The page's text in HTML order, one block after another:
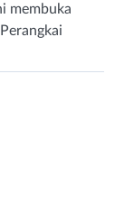
membuka